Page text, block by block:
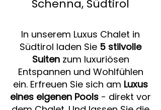
Schenna, Südtirol
In unserem Luxus Chalet in
Südtirol laden Sie 5 stilvolle
Suitenzum luxuriösen
Entspannen und Wohlfühlen
ein. Erfreuen Sie sich am Luxus
eines eigenen Pools - direkt vor